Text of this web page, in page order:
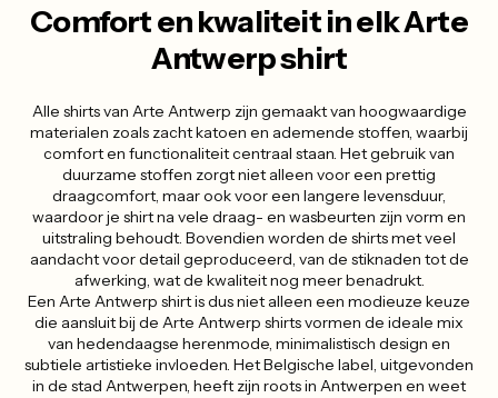
Comfort en kwaliteit in elk Arte
Antwerp shirt
Alle shirts van Arte Antwerp zijn gemaakt van hoogwaardige
materialen zoals zacht katoen en ademende stoffen, waarbij
comfort en functionaliteit centraal staan. Het gebruik van
duurzame stoffen zorgt niet alleen voor een prettig
draagcomfort, maar ook voor een langere levensduur,
waardoor je shirt na vele draag- en wasbeurten zijn vorm en
uitstraling behoudt. Bovendien worden de shirts met veel
aandacht voor detail geproduceerd, van de stiknaden tot de
afwerking, wat de kwaliteit nog meer benadrukt.
Een Arte Antwerp shirt is dus niet alleen een modieuze keuze
die aansluit bij de Arte Antwerp shirts vormen de ideale mix
van hedendaagse herenmode, minimalistisch design en
subtiele artistieke invloeden. Het Belgische label, uitgevonden
in de stad Antwerpen, heeft zijn roots in Antwerpen en weet